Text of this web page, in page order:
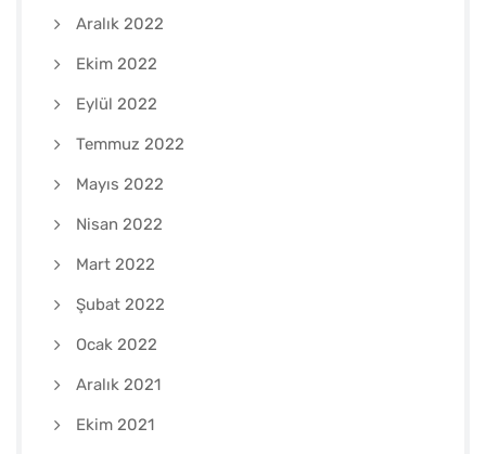
Aralık 2022
Ekim 2022
Eylül 2022
Temmuz 2022
Mayıs 2022
Nisan 2022
Mart 2022
Şubat 2022
Ocak 2022
Aralık 2021
Ekim 2021